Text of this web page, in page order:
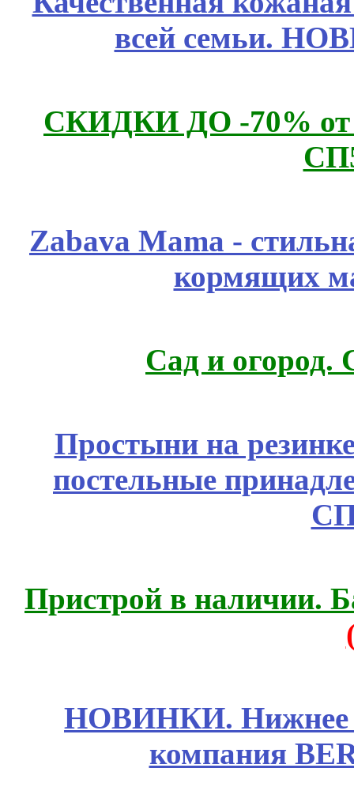
всей семьи.
СКИДКИ ДО -70%
Zabava Mama -
кормящих
Сад и огород.
Простыни на
постельные
Пристрой в наличии.
НОВИНКИ. Нижнее
компания